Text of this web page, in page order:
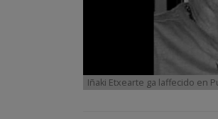
Iñaki Etxearte ga laffecido en